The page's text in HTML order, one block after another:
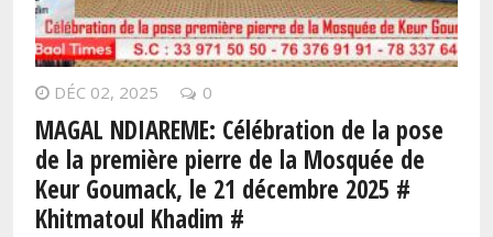
DÉC 02, 2025 0
MAGAL NDIAREME: Célébration de la pose
de la première pierre de la Mosquée de
Keur Goumack, le 21 décembre 2025 #
Khitmatoul Khadim #